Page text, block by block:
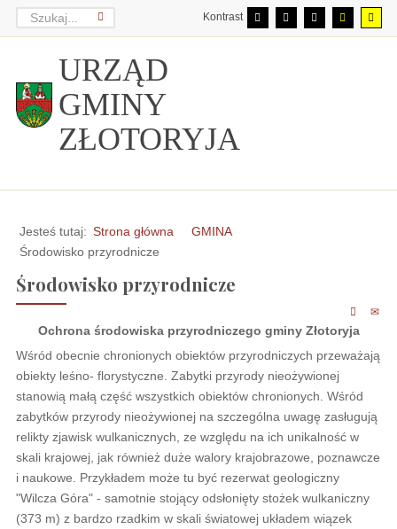
Kontrast
URZĄD
GMINY
ZŁOTORYJA
Jesteś tutaj: Strona główna
GMINA
Środowisko przyrodnicze
Środowisko przyrodnicze
Ochrona środowiska przyrodniczego gminy Złotoryja
Wśród obecnie chronionych obiektów przyrodniczych przeważają
obiekty leśno- florystyczne. Zabytki przyrody nieożywionej
stanowią małą część wszystkich obiektów chronionych. Wśród
zabytków przyrody nieożywionej na szczególna uwagę zasługują
relikty zjawisk wulkanicznych, ze względu na ich unikalność w
skali krajowej, jak również duże walory krajobrazowe, poznawcze
i naukowe. Przykładem może tu być rezerwat geologiczny
"Wilcza Góra" - samotnie stojący odsłonięty stożek wulkaniczny
(373 m) z bardzo rzadkim w skali światowej układem wiązek